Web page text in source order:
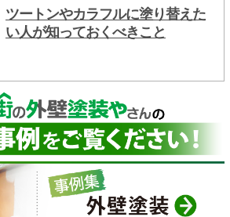
ツートンやカラフルに塗り替えた
い人が知っておくべきこと